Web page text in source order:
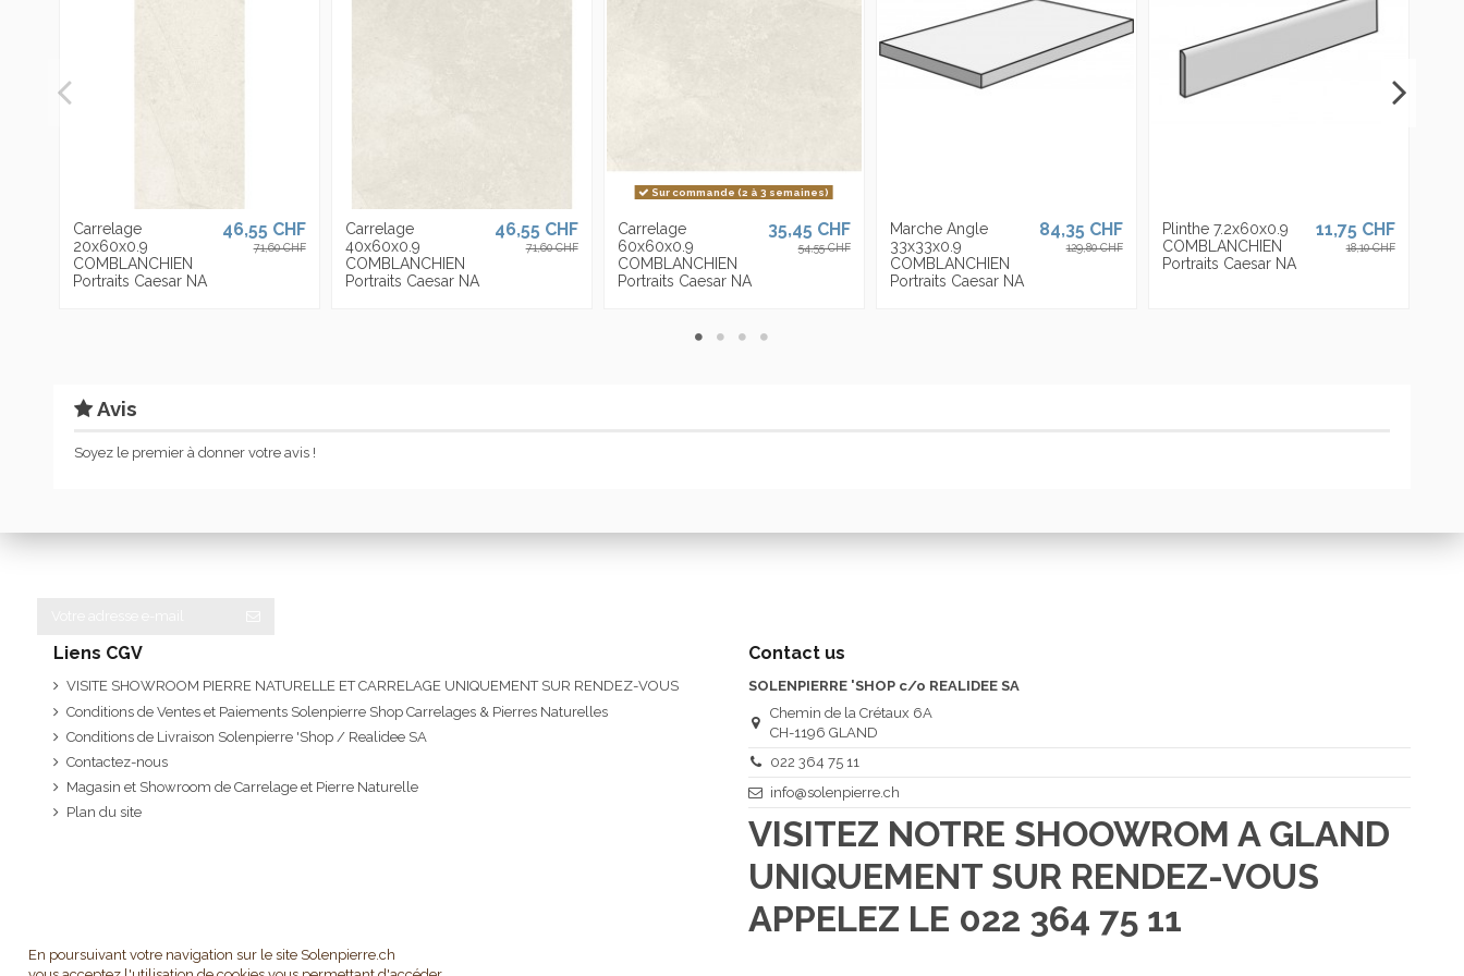
Carrelage
20x60x0.9
COMBLANCHIEN
Portraits Caesar NA
46,55 CHF
71,60 CHF
Carrelage
40x60x0.9
COMBLANCHIEN
Portraits Caesar NA
46,55 CHF
71,60 CHF
Sur commande (2 à 3 semaines)
Carrelage
60x60x0.9
COMBLANCHIEN
Portraits Caesar NA
35,45 CHF
54,55 CHF
Marche Angle
33x33x0.9
COMBLANCHIEN
Portraits Caesar NA
84,35 CHF
129,80 CHF
Plinthe 7.2x60x0.9
COMBLANCHIEN
Portraits Caesar NA
11,75 CHF
18,10 CHF
Avis
Soyez le premier à donner votre avis !
Liens CGV
VISITE SHOWROOM PIERRE NATURELLE ET CARRELAGE UNIQUEMENT SUR RENDEZ-VOUS
Conditions de Ventes et Paiements Solenpierre Shop Carrelages & Pierres Naturelles
Conditions de Livraison Solenpierre 'Shop / Realidee SA
Contactez-nous
Magasin et Showroom de Carrelage et Pierre Naturelle
Plan du site
Contact us
SOLENPIERRE 'SHOP c/o REALIDEE SA
Chemin de la Crétaux 6A
CH-1196 GLAND
022 364 75 11
info@solenpierre.ch
VISITEZ NOTRE SHOOWROM A GLAND
UNIQUEMENT SUR RENDEZ-VOUS
APPELEZ LE 022 364 75 11
En poursuivant votre navigation sur le site Solenpierre.ch